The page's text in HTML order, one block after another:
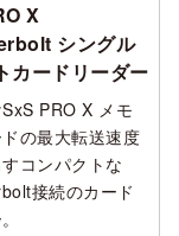
X
シングル
カードリーダー
PRO X メモ
の最大転送速度
コンパクトな
接続のカード